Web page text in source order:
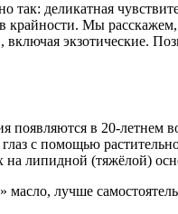
деликатная
крайности. Мы
экзотические.
в 20-летнем
с помощью
на липидной (тяжёлой)
масло, лучше